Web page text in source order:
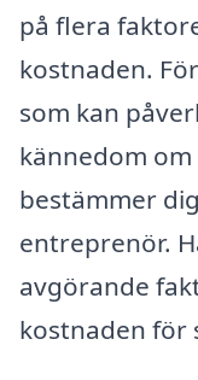
på flera
kostnaden.
som kan
kännedom
bestämmer
entreprenör.
avgörande
kostnaden för